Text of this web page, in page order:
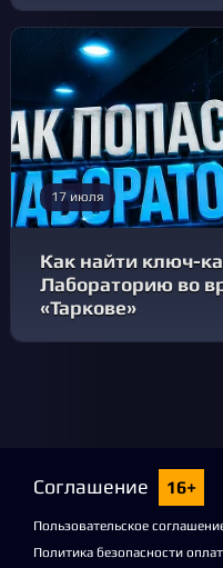
17 июля
Как найти ключ-
Лабораторию во
«Таркове»
Соглашение 16+
Пользовательское
Политика безопасности